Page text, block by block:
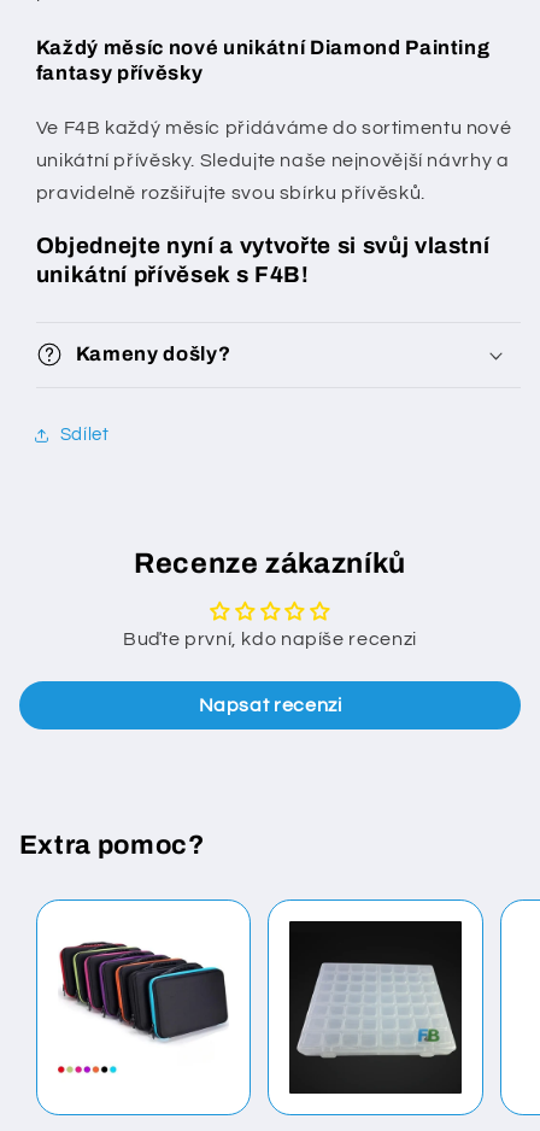
Každý měsíc nové unikátní Diamond Painting
fantasy přívěsky
Ve F4B každý měsíc přidáváme do sortimentu nové
unikátní přívěsky. Sledujte naše nejnovější návrhy a
pravidelně rozšiřujte svou sbírku přívěsků.
Objednejte nyní a vytvořte si svůj vlastní
unikátní přívěsek s F4B!
Kameny došly?
Sdílet
Recenze zákazníků
Buďte první, kdo napíše recenzi
Napsat recenzi
Extra pomoc?